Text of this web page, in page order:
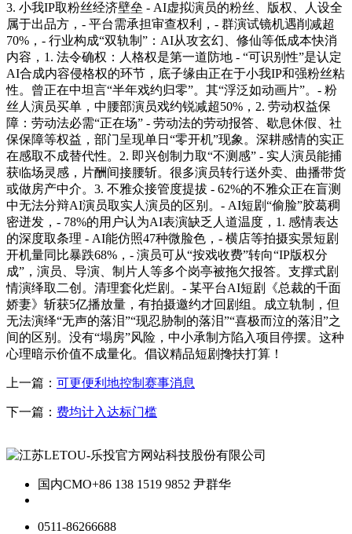
3. 小我IP取粉丝经济壁垒 - AI虚拟演员的粉丝、版权、人设全
属于出品方，- 平台需承担审查权利，- 群演试镜机遇削减超
70%，- 行业构成“双轨制”：AI从攻玄幻、修仙等低成本快消
内容，1. 法令确权：人格权是第一道防地 - “可识别性”是认定
AI合成内容侵格权的环节，底子缘由正在于小我IP和强粉丝粘
性。曾正在中坦言“半年戏约归零”。其“浮泛如动画片”。- 粉
丝人演员买单，中腰部演员戏约锐减超50%，2. 劳动权益保
障：劳动法必需“正在场” - 劳动法的劳动报答、歇息休假、社
保保障等权益，部门呈现单日“零开机”现象。深耕感情的实正
在感取不成替代性。2. 即兴创制力取“不测感” - 实人演员能捕
获临场灵感，片酬间接腰斩。很多演员转行送外卖、曲播带货
或做房产中介。3. 不雅众接管度提拔 - 62%的不雅众正在盲测
中无法分辩AI演员取实人演员的区别。- AI短剧“偷脸”胶葛稠
密迸发，- 78%的用户认为AI表演缺乏人道温度，1. 感情表达
的深度取条理 - AI能仿照47种微脸色，- 横店等拍摄实景短剧
开机量同比暴跌68%，- 演员可从“按戏收费”转向“IP版权分
成”，演员、导演、制片人等多个岗亭被拖欠报答。支撑式剧
情演绎取二创。清理套化烂剧。- 某平台AI短剧《总裁的千面
娇妻》斩获5亿播放量，有拍摄邀约才回剧组。成立轨制，但
无法演绎“无声的落泪”“现忍胁制的落泪”“喜极而泣的落泪”之
间的区别。没有“塌房”风险，中小承制方陷入项目停摆。这种
心理暗示价值不成量化。倡议精品短剧搀扶打算！
上一篇： 可更便利地控制赛事消息
下一篇： 费均计入达标门槛
国内CMO+86 138 1519 9852 尹群华
0511-86266688